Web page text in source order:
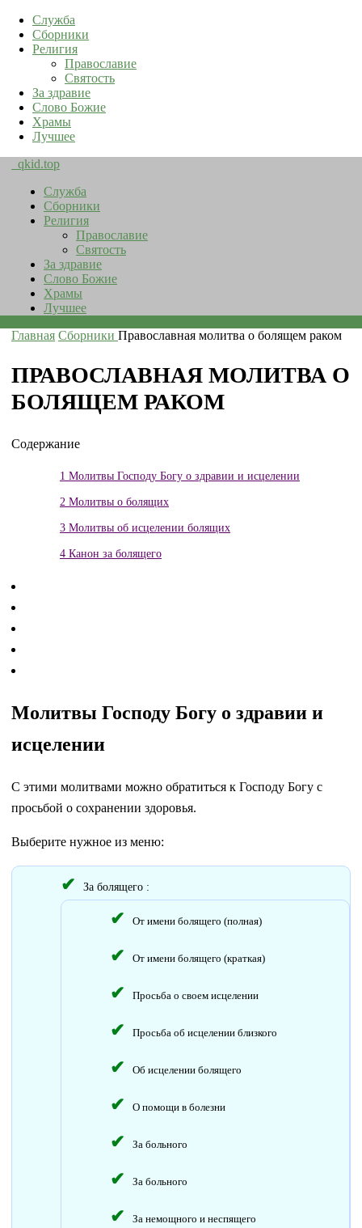
Служба
Сборники
Религия
Православие
Святость
За здравие
Слово Божие
Храмы
Лучшее
qkid.top
Служба
Сборники
Религия
Православие
Святость
За здравие
Слово Божие
Храмы
Лучшее
Главная Сборники Православная молитва о болящем раком
ПРАВОСЛАВНАЯ МОЛИТВА О
БОЛЯЩЕМ РАКОМ
Содержание
1 Молитвы Господу Богу о здравии и исцелении
2 Молитвы о болящих
3 Молитвы об исцелении болящих
4 Канон за болящего
Молитвы Господу Богу о здравии и
исцелении
С этими молитвами можно обратиться к Господу Богу с
просьбой о сохранении здоровья.
Выберите нужное из меню:
За болящего :
От имени болящего (полная)
От имени болящего (краткая)
Просьба о своем исцелении
Просьба об исцелении близкого
Об исцелении болящего
О помощи в болезни
За больного
За больного
За немощного и неспящего